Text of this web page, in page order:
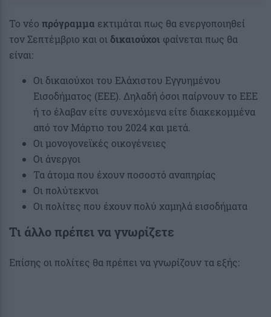
Το νέο πρόγραμμα εκτιμάται πως θα ενεργοποιηθεί
τον Σεπτέμβριο και οι δικαιούχοι φαίνεται πως θα
είναι:
Οι δικαιούχοι του Ελάχιστου Εγγυημένου
Εισοδήματος (ΕΕΕ). Δηλαδή όσοι παίρνουν το ΕΕΕ
ή το έλαβαν είτε συνεχόμενα είτε διακεκομμένα
από τον Μάρτιο του 2024 και μετά.
Οι μονογονεϊκές οικογένειες
Οι άνεργοι
Τα άτομα που έχουν ποσοστό αναπηρίας
Οι πολύτεκνοι
Οι πολίτες που έχουν πολύ χαμηλά εισοδήματα
Τι άλλο πρέπει να γνωρίζετε
Επίσης οι πολίτες θα πρέπει να γνωρίζουν τα εξής: